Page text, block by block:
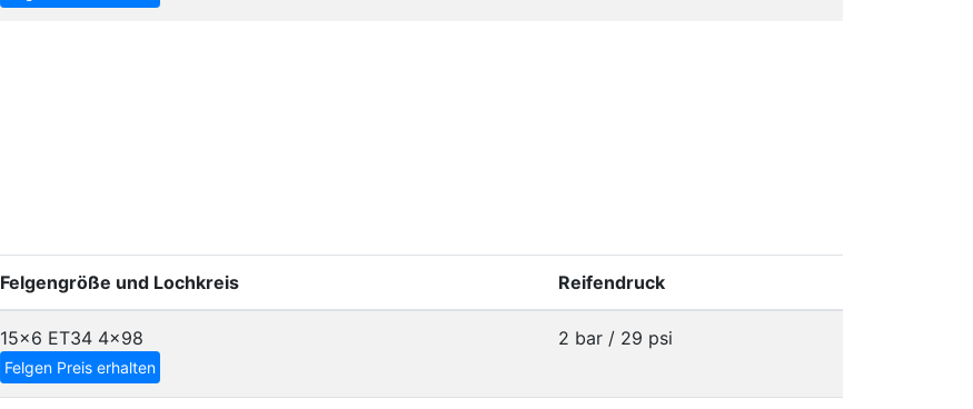
Felgengröße und Lochkreis Reifendruck
15x6 ET34 4x98
Felgen Preis erhalten
2 bar / 29 psi